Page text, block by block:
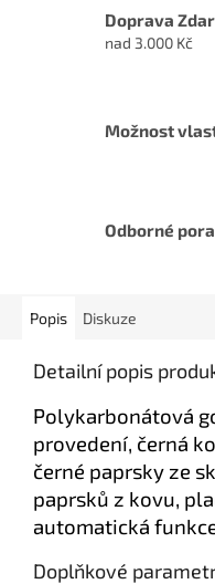
Doprava
nad 3.000 Kč
Možnost
Odborné
Popis Diskuze
Detailní popis
Polykarbonátová
provedení, černá
černé paprsky ze
paprsků z kovu,
automatická
Doplňkové